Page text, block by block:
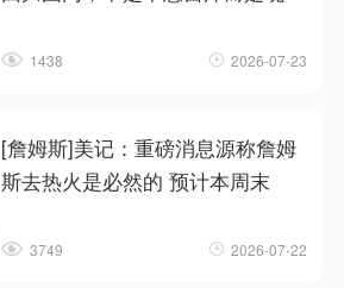
1438 2026-07-23
[詹姆斯]美记：重磅消息源称詹姆
斯去热火是必然的 预计本周末
3749 2026-07-22